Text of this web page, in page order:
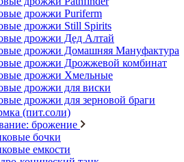
дрожжи Puriferm
дрожжи Still Spirits
дрожжи Дед Алтай
дрожжи Домашняя Мануфактура
дрожжи Дрожжевой комбинат
дрожжи Хмельные
дрожжи для виски
дрожжи для зерновой браги
(пит.соли)
брожение
бочки
емкости